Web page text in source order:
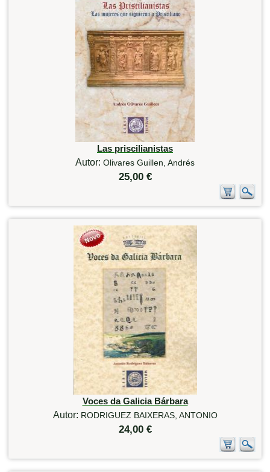
Las priscilianistas
Autor: Olivares Guillen, Andrés
25,00 €
Voces da Galicia Bárbara
Autor: RODRIGUEZ BAIXERAS, ANTONIO
24,00 €